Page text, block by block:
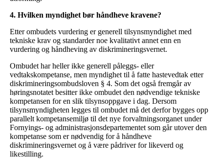
4. Hvilken myndighet bør håndheve kravene?
Etter ombudets vurdering er generell tilsynsmyndighet med
tekniske krav og standarder noe kvalitativt annet enn en
vurdering og håndheving av diskrimineringsvernet.
Ombudet har heller ikke generell påleggs- eller
vedtakskompetanse, men myndighet til å fatte hastevedtak etter
diskrimineringsombudsloven § 4. Som det også fremgår av
høringsnotatet besitter ikke ombudet den nødvendige tekniske
kompetansen for en slik tilsynsoppgave i dag. Dersom
tilsynsmyndigheten legges til ombudet må det derfor bygges opp
parallelt kompetansemiljø til det nye forvaltningsorganet under
Fornyings- og administrasjonsdepartementet som går utover den
kompetanse som er nødvendig for å håndheve
diskrimineringsvernet og å være pådriver for likeverd og
likestilling.